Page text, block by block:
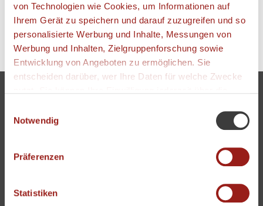
von Technologien wie Cookies, um Informationen auf
Ihrem Gerät zu speichern und darauf zuzugreifen und so
personalisierte Werbung und Inhalte, Messungen von
Werbung und Inhalten, Zielgruppenforschung sowie
Entwicklung von Angeboten zu ermöglichen. Sie
entscheiden darüber, wer Ihre Daten für welche Zwecke
Trigger Symbol ändern oder widerrufen
Informationen über Ihre geografische Lage
können
Notwendig
Präferenzen
Statistiken
E-Mail: info@hotel-lamm.de
AGB | Widerruf
Download
Reiseversicherung